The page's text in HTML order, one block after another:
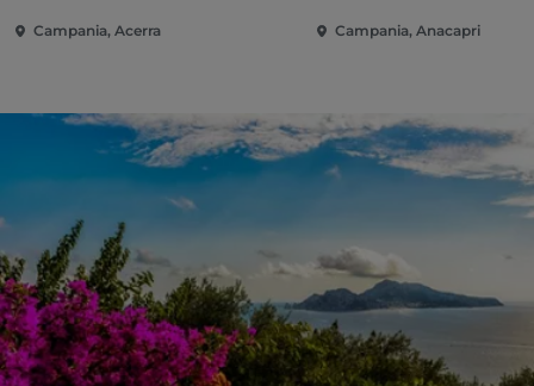
Campania, Acerra Campania, Anacapri